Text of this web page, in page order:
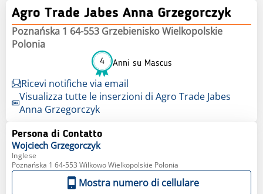
Agro Trade Jabes Anna Grzegorczyk
Poznańska 1 64-553 Grzebienisko Wielkopolskie
Polonia
4 Anni su Mascus
Ricevi notifiche via email
Visualizza tutte le inserzioni di Agro Trade Jabes
Anna Grzegorczyk
Persona di Contatto
Wojciech Grzegorczyk
Inglese
Poznańska 1 64-553 Wilkowo Wielkopolskie Polonia
Mostra numero di cellulare